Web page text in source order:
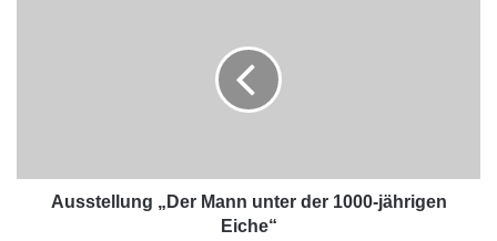
Ausstellung „Der Mann unter der 1000-jährigen
Eiche“